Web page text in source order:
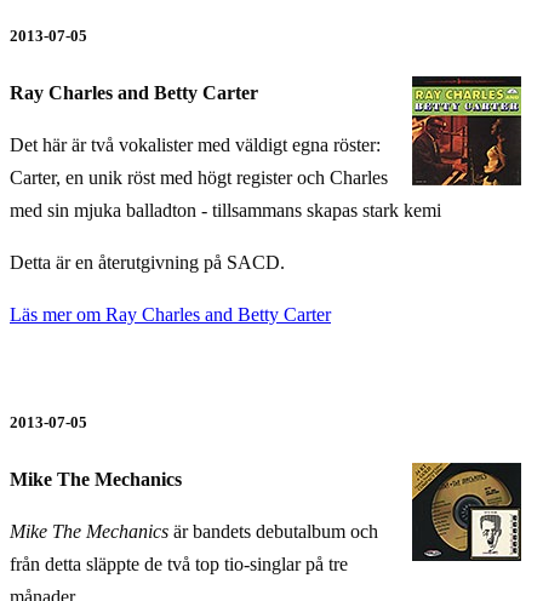
2013-07-05
Ray Charles and Betty Carter
Det här är två vokalister med väldigt egna röster:
Carter, en unik röst med högt register och Charles
med sin mjuka balladton - tillsammans skapas stark kemi
Detta är en återutgivning på SACD.
Läs mer om Ray Charles and Betty Carter
2013-07-05
Mike The Mechanics
Mike The Mechanics är bandets debutalbum och
från detta släppte de två top tio-singlar på tre
månader.